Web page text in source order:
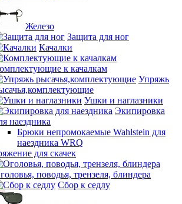
Железо
Защита для ног
Качалки
к качалкам
Упряжь
Ушки и наглазники
Экипировка
наездника
Брюки непромокаемые Wahlstein для
наездника WRQ
для скачек
поводья, трензеля, блиндера
Сбор к седлу